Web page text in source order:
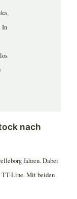
In
nach
fahren. Dabei
TT-Line. Mit beiden